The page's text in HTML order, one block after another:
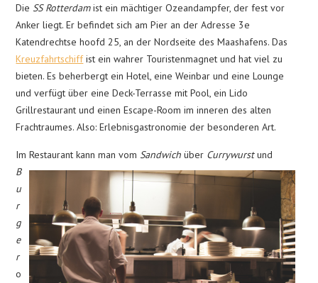
Die SS Rotterdamist ein mächtiger Ozeandampfer, der fest vor
Anker liegt. Er befindet sich am Pier an der Adresse 3e
Katendrechtse hoofd 25, an der Nordseite des Maashafens. Das
Kreuzfahrtschiffist ein wahrer Touristenmagnet und hat viel zu
bieten. Es beherbergt ein Hotel, eine Weinbar und eine Lounge
und verfügt über eine Deck-Terrasse mit Pool, ein Lido
Grillrestaurant und einen Escape-Room im inneren des alten
Frachtraumes. Also: Erlebnisgastronomie der besonderen Art.
Im Restaurant kann man vom Sandwich über Currywurstund
B
u
r
g
e
r
o